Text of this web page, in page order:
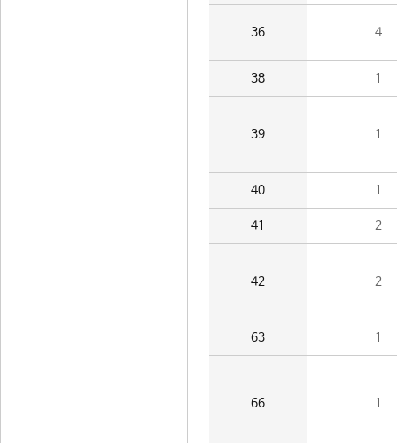
36 4
38 1
39 1
40 1
41 2
42 2
63 1
66 1